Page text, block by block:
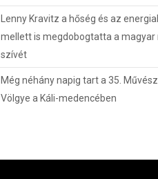
Lenny Kravitz a hőség és az
mellett is megdobogtatta a magyar
szívét
Még néhány napig tart a 35.
Völgye a Káli-medencében